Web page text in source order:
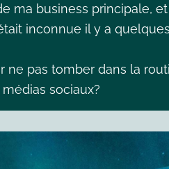
ma business principale,
inconnue il y a
ne pas tomber dans la
sociaux?